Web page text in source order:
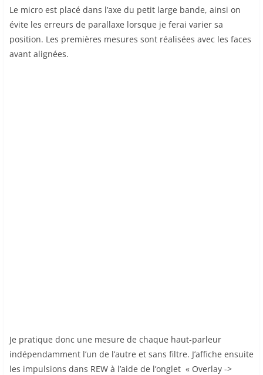
Le micro est placé dans l’axe du petit large bande, ainsi on
évite les erreurs de parallaxe lorsque je ferai varier sa
position. Les premières mesures sont réalisées avec les faces
avant alignées.
Je pratique donc une mesure de chaque haut-parleur
indépendamment l’un de l’autre et sans filtre. J’affiche ensuite
les impulsions dans REW à l’aide de l’onglet « Overlay ->